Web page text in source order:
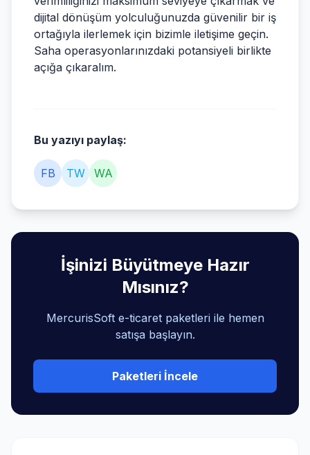
dijital dönüşüm yolculuğunuzda güvenilir bir iş
ortağıyla ilerlemek için bizimle iletişime geçin.
Saha operasyonlarınızdaki potansiyeli birlikte
açığa çıkaralım.
Bu yazıyı paylaş:
FB TW WA
İşinizi Büyütmeye Hazır
Mısınız?
MercurisSoft e-ticaret paketleri ile hemen
satışa başlayın.
Paketleri İncele